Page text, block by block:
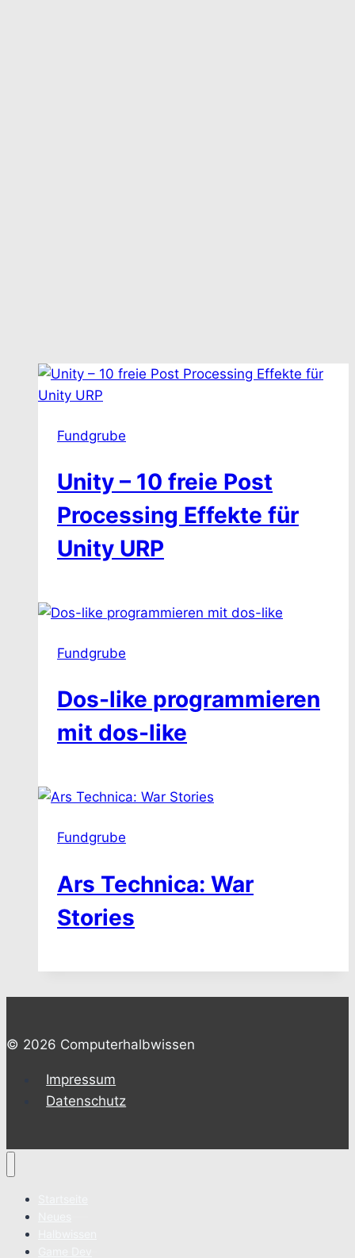
Fundgrube
Unity – 10 freie Post
Processing Effekte für
Unity URP
Fundgrube
Dos-like programmieren
mit dos-like
Fundgrube
Ars Technica: War
Stories
© 2026 Computerhalbwissen
Impressum
Datenschutz